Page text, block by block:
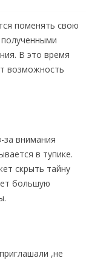
поменять свою
В это время
возможность
за внимания
в тупике.
скрыть тайну
большую
,не